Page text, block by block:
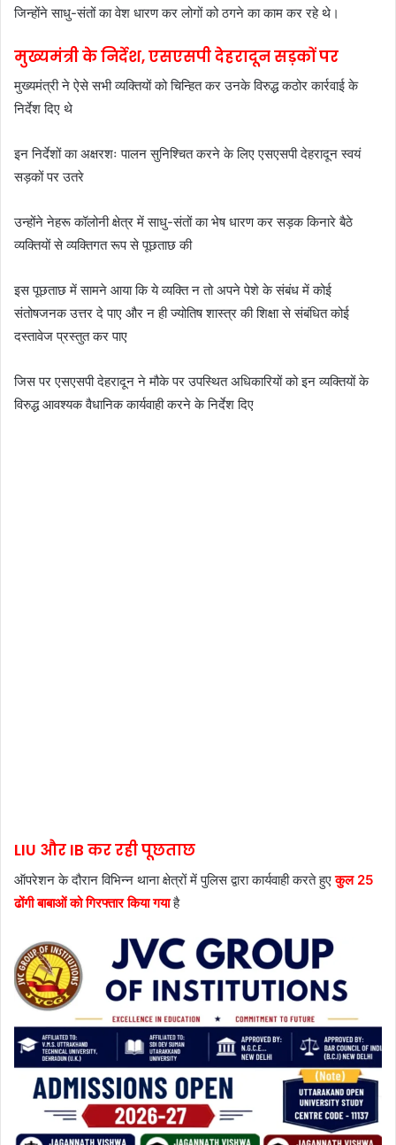
जिन्होंने साधु-संतों का वेश धारण कर लोगों को ठगने का काम कर रहे थे।
मुख्यमंत्री के निर्देश, एसएसपी देहरादून सड़कों पर
मुख्यमंत्री ने ऐसे सभी व्यक्तियों को चिन्हित कर उनके विरुद्ध कठोर कार्रवाई के
निर्देश दिए थे
इन निर्देशों का अक्षरशः पालन सुनिश्चित करने के लिए एसएसपी देहरादून स्वयं
सड़कों पर उतरे
उन्होंने नेहरू कॉलोनी क्षेत्र में साधु-संतों का भेष धारण कर सड़क किनारे बैठे
व्यक्तियों से व्यक्तिगत रूप से पूछताछ की
इस पूछताछ में सामने आया कि ये व्यक्ति न तो अपने पेशे के संबंध में कोई
संतोषजनक उत्तर दे पाए और न ही ज्योतिष शास्त्र की शिक्षा से संबंधित कोई
दस्तावेज प्रस्तुत कर पाए
जिस पर एसएसपी देहरादून ने मौके पर उपस्थित अधिकारियों को इन व्यक्तियों के
विरुद्ध आवश्यक वैधानिक कार्यवाही करने के निर्देश दिए
LIU और IB कर रही पूछताछ
ऑपरेशन के दौरान विभिन्न थाना क्षेत्रों में पुलिस द्वारा कार्यवाही करते हुएकुल 25
ढोंगी बाबाओं को गिरफ्तार किया गया है